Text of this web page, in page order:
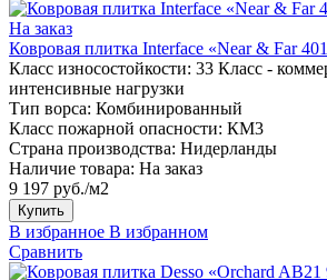
На заказ
Ковровая плитка Interface «Near & Far
Класс износостойкости: 33 Класс -
интенсивные нагрузки
Тип ворса: Комбинированный
Класс пожарной опасности: КМ3
Страна производства: Нидерланды
Наличие товара: На заказ
9 197 руб./м2
Купить
В избранное В избранном
Сравнить